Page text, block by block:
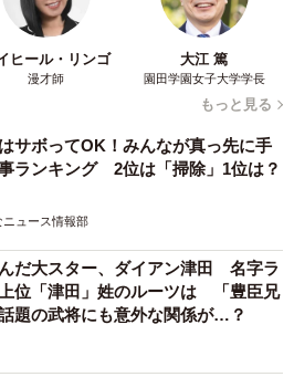
ヒール・リンゴ
漫才師
大江 篤
園田学園女子大学学長
もっと見る
サボってOK！みんなが真っ先に手
ランキング 2位は「掃除」1位は？
ニュース情報部
だ大スター、ダイアン津田 名字ラ
位「津田」姓のルーツは 「豊臣兄
題の武将にも意外な関係が…？